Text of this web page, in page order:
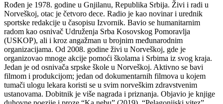
Rođen je 1978. godine u Gnjilanu, Republika Srbija. Živi i radi u
Norveškoj, otac je četvoro dece. Radio je kao novinar i urednik
sportske redakcije u časopisu Izvornik. Bavio se humanitarnim
radom kao osnivač Udruženja Srba Kosovskog Pomoravlja
(USKOP), ali i kroz angažman u brojnim međunarodnim
organizacijama. Od 2008. godine živi u Norveškoj, gde je
organizovao mnoge akcije pomoći školama i Srbima iz svog kraja.
Jedan je od osnivača srpske škole u Norveškoj. Aktivno se bavi
filmom i produkcijom; jedan od dokumentarnih filmova u kojem
tumači ulogu lekara koristi se u svim norveškim zdravstvenim
ustanovama. Dobitnik je više nagrada i priznanja. Objavio je knjige